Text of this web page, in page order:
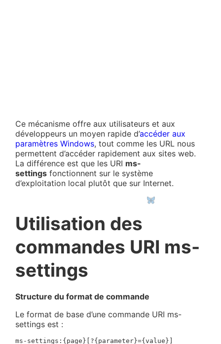
Ce mécanisme offre aux utilisateurs et aux
développeurs un moyen rapide d’accéder aux
paramètres Windows, tout comme les URL nous
permettent d’accéder rapidement aux sites web.
La différence est que les URI ms-
settings fonctionnent sur le système
d’exploitation local plutôt que sur Internet.
Utilisation des
commandes URI ms-
settings
Structure du format de commande
Le format de base d’une commande URI ms-
settings est :